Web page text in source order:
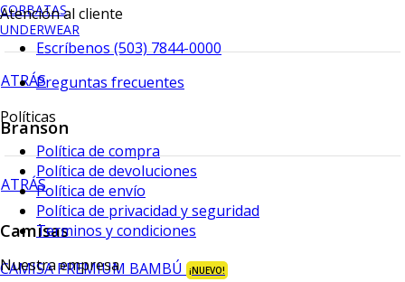
CORBATAS
UNDERWEAR
ATRÁS
Branson
ATRÁS
Camisas
CAMISA PREMIUM BAMBÚ ¡NUEVO!
Atención al cliente
Escríbenos (503) 7844-0000
Preguntas frecuentes
Políticas
Política de compra
Política de devoluciones
Política de envío
Política de privacidad y seguridad
Terminos y condiciones
Nuestra empresa